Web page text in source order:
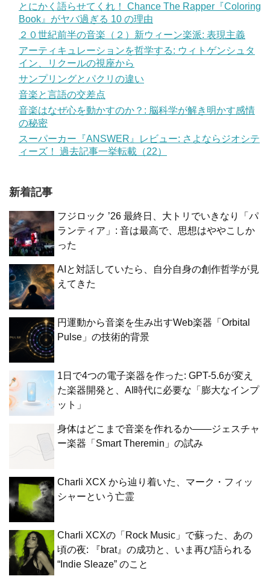
とにかく語らせてくれ！ Chance The Rapper『Coloring
Book』がヤバ過ぎる 10 の理由
２０世紀前半の音楽（２）新ウィーン楽派: 表現主義
アーティキュレーションを哲学する: ウィトゲンシュタ
イン、リクールの視座から
サンプリングとパクリの違い
音楽と言語の交差点
音楽はなぜ心を動かすのか？: 脳科学が解き明かす感情
の秘密
スーパーカー『ANSWER』レビュー: さよならジオシテ
ィーズ！ 過去記事一挙転載（22）
新着記事
フジロック ’26 最終日、大トリでいきなり「パ
ランティア」: 音は最高で、思想はややこしか
った
AIと対話していたら、自分自身の創作哲学が見
えてきた
円運動から音楽を生み出すWeb楽器「Orbital
Pulse」の技術的背景
1日で4つの電子楽器を作った: GPT-5.6が変え
た楽器開発と、AI時代に必要な「膨大なインプ
ット」
身体はどこまで音楽を作れるか——ジェスチャ
ー楽器「Smart Theremin」の試み
Charli XCX から辿り着いた、マーク・フィッ
シャーという亡霊
Charli XCXの「Rock Music」で蘇った、あの
頃の夜: 『brat』の成功と、いま再び語られる
“Indie Sleaze” のこと